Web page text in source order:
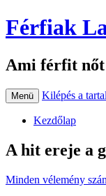
Férfiak
Ami férfit
Menü Kilépés a
Kezdőlap
A hit ereje a
Minden vélemény